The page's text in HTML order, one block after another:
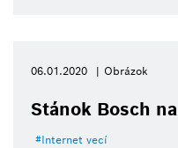
06.01.2020 Obrázok
Stánok Bosch
Internet vecí